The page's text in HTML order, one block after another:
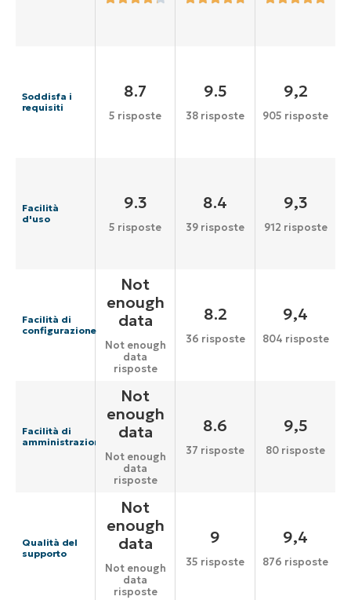
Soddisfa i
requisiti
8.7
5 risposte
9.5
38 risposte
9,2
905 risposte
Facilità
d'uso
9.3
5 risposte
8.4
39 risposte
9,3
912 risposte
Facilità di
configurazione
Not
enough
data
Not enough
data
risposte
8.2
36 risposte
9,4
804 risposte
Facilità di
amministrazione
Not
enough
data
Not enough
data
risposte
8.6
37 risposte
9,5
80 risposte
Qualità del
supporto
Not
enough
data
Not enough
data
risposte
9
35 risposte
9,4
876 risposte